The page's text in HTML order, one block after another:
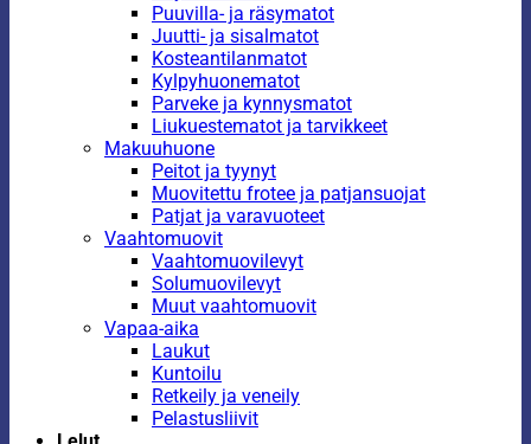
Puuvilla- ja räsymatot
Juutti- ja sisalmatot
Kosteantilanmatot
Kylpyhuonematot
Parveke ja kynnysmatot
Liukuestematot ja tarvikkeet
Makuuhuone
Peitot ja tyynyt
Muovitettu frotee ja patjansuojat
Patjat ja varavuoteet
Vaahtomuovit
Vaahtomuovilevyt
Solumuovilevyt
Muut vaahtomuovit
Vapaa-aika
Laukut
Kuntoilu
Retkeily ja veneily
Pelastusliivit